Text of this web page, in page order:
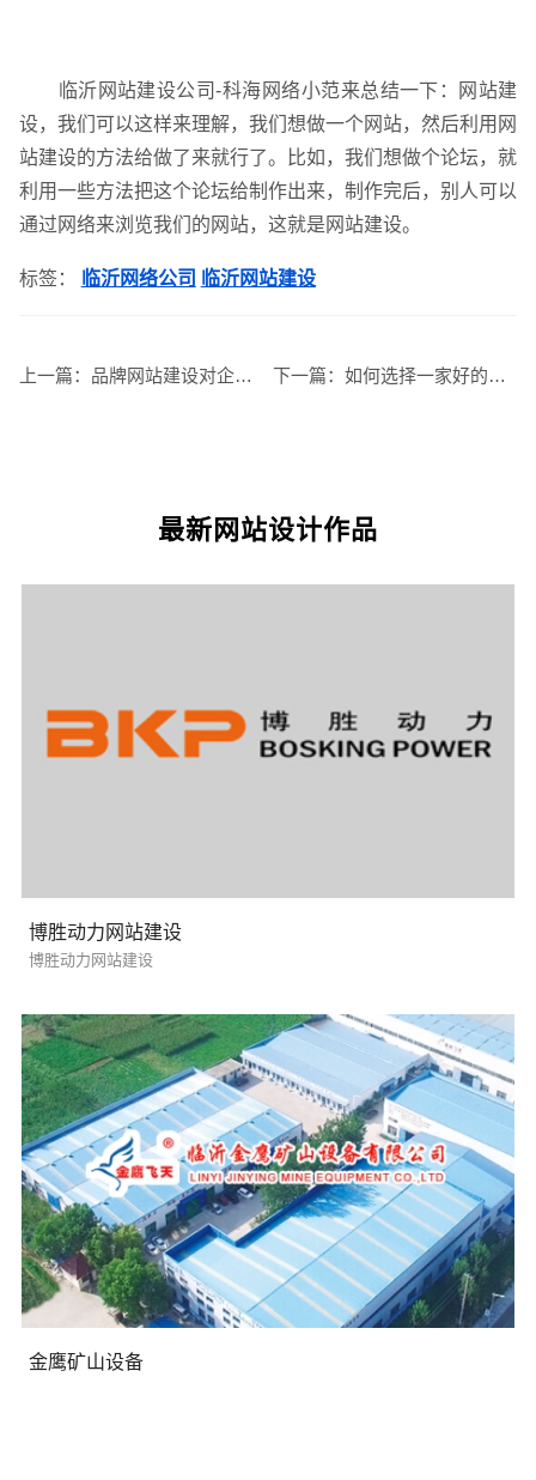
临沂网站建设公司-科海网络小范来总结一下：网站建
设，我们可以这样来理解，我们想做一个网站，然后利用网
站建设的方法给做了来就行了。比如，我们想做个论坛，就
利用一些方法把这个论坛给制作出来，制作完后，别人可以
通过网络来浏览我们的网站，这就是网站建设。
标签： 临沂网络公司 临沂网站建设
上一篇： 品牌网站建设对企业发展有着重要的影响 下一篇：如何选择一家好的网站建设公司呢?
最新网站设计作品
博胜动力网站建设
博胜动力网站建设
金鹰矿山设备
您的预算 1万以内 1万-3万 3万-5万
需要方案后报价